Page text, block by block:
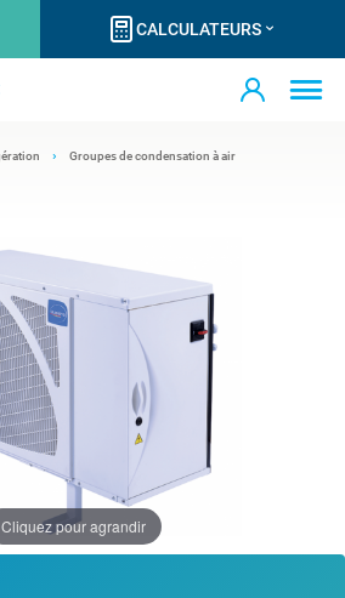
CALCULATEURS
Groupes de condensation à air
Cliquez pour agrandir